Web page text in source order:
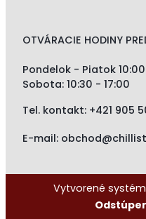
OTVÁRACIE HODINY
Pondelok - Piatok
Sobota: 10:30 - 17:00
Tel. kontakt: +421 905
E-mail:
Vytvorené